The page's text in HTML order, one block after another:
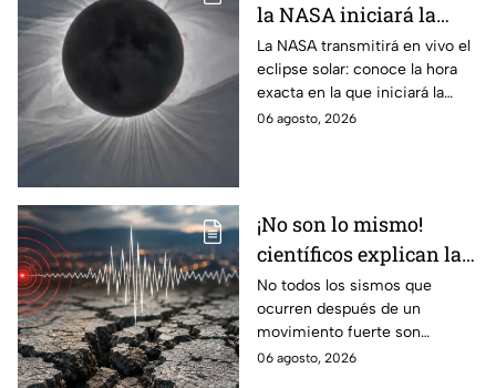
la NASA iniciará la
transmisión en vivo
del eclipse solar
La NASA transmitirá en vivo el
eclipse solar: conoce la hora
exacta en la que iniciará la
cobertura para no perderte de
06 agosto, 2026
¡No son lo mismo!
científicos explican las
diferencias entre
enjambre sísmico y
réplicas
No todos los sismos que
ocurren después de un
movimiento fuerte son
réplicas. Científicos explican
06 agosto, 2026